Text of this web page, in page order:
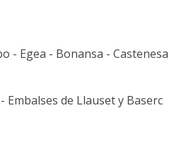
- Egea - Bonansa - Castenesa
Embalses de Llauset y Baserc